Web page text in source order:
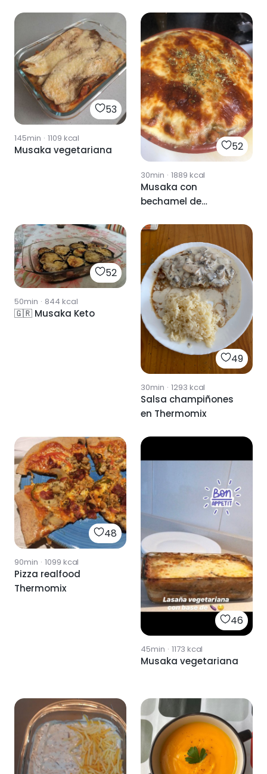
53
145min · 1109 kcal
Musaka vegetariana 52
30min · 1889 kcal
Musaka con
bechamel de
52
50min · 844 kcal
🇬🇷 Musaka Keto
49
30min · 1293 kcal
Salsa champiñones
en Thermomix
48
90min · 1099 kcal
Pizza realfood
Thermomix
46
45min · 1173 kcal
Musaka vegetariana